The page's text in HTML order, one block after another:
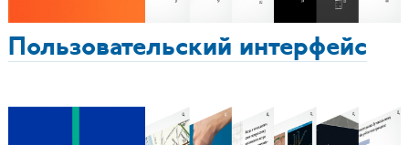
Пользовательский интерфейс